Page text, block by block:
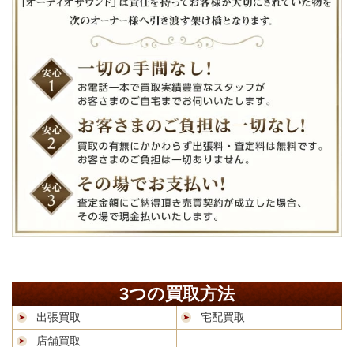
3つの買取方法
出張買取
宅配買取
店舗買取